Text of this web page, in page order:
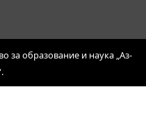
за образование и наука „Аз-